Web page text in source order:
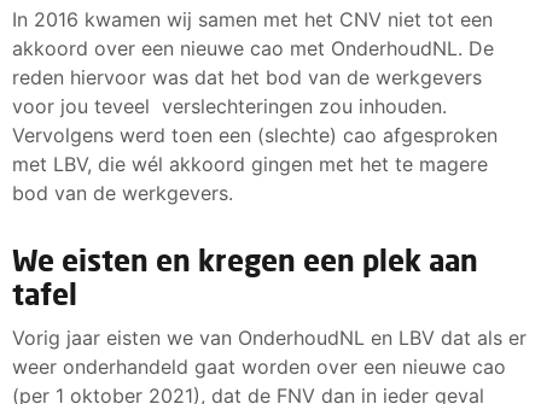
In 2016 kwamen wij samen met het CNV niet tot een
akkoord over een nieuwe cao met OnderhoudNL. De
reden hiervoor was dat het bod van de werkgevers
voor jou teveel verslechteringen zou inhouden.
Vervolgens werd toen een (slechte) cao afgesproken
met LBV, die wél akkoord gingen met het te magere
bod van de werkgevers.
We eisten en kregen een plek aan
tafel
Vorig jaar eisten we van OnderhoudNL en LBV dat als er
weer onderhandeld gaat worden over een nieuwe cao
(per 1 oktober 2021), dat de FNV dan in ieder geval